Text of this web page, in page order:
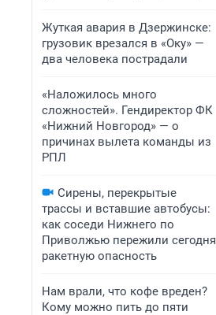
Жуткая авария в Дзержинске:
грузовик врезался в «Оку» —
два человека пострадали
«Наложилось много
сложностей». Гендиректор ФК
«Нижний Новгород» — о
причинах вылета команды из
РПЛ
Сирены, перекрытые
трассы и вставшие автобусы:
как соседи Нижнего по
Приволжью пережили сегодня
ракетную опасность
Нам врали, что кофе вреден?
Кому можно пить до пяти